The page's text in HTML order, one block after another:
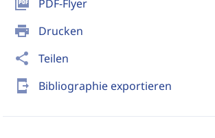
picture_as_pdf PDF-Flyer
print Drucken
share Teilen
send_to_mobile Bibliographie exportieren